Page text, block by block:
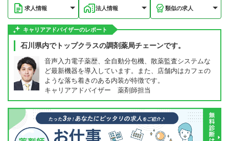
求人情報 法人情報 類似の求人
キャリアアドバイザーのレポート
石川県内でトップクラスの調剤薬局チェーンです。
音声入力電子薬歴、全自動分包機、散薬監査システムな
ど最新機器を導入しています。また、店舗内はカフェの
ような落ち着きのある内装が特徴です。
キャリアアドバイザー 薬剤師担当